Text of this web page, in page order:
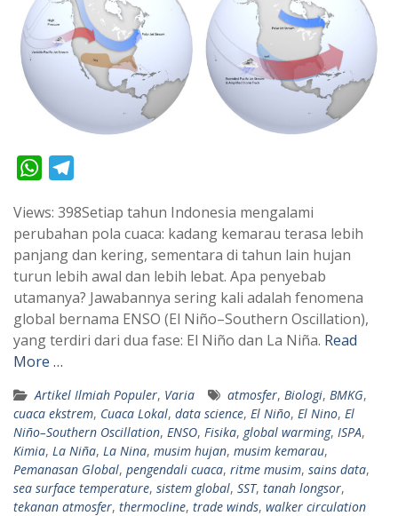
W
a
t
s
A
p
p
l
e
g
r
a
m
Views: 398Setiap tahun Indonesia mengalami
perubahan pola cuaca: kadang kemarau terasa lebih
panjang dan kering, sementara di tahun lain hujan
turun lebih awal dan lebih lebat. Apa penyebab
utamanya? Jawabannya sering kali adalah fenomena
global bernama ENSO (El Niño–Southern Oscillation),
yang terdiri dari dua fase: El Niño dan La Niña. Read
More …
Artikel Ilmiah Populer, Varia atmosfer, Biologi, BMKG,
cuaca ekstrem, Cuaca Lokal, data science, El Niño, El Nino, El
Niño–Southern Oscillation, ENSO, Fisika, global warming, ISPA,
Kimia, La Niña, La Nina, musim hujan, musim kemarau,
Pemanasan Global, pengendali cuaca, ritme musim, sains data,
sea surface temperature, sistem global, SST, tanah longsor,
tekanan atmosfer, thermocline, trade winds, walker circulation